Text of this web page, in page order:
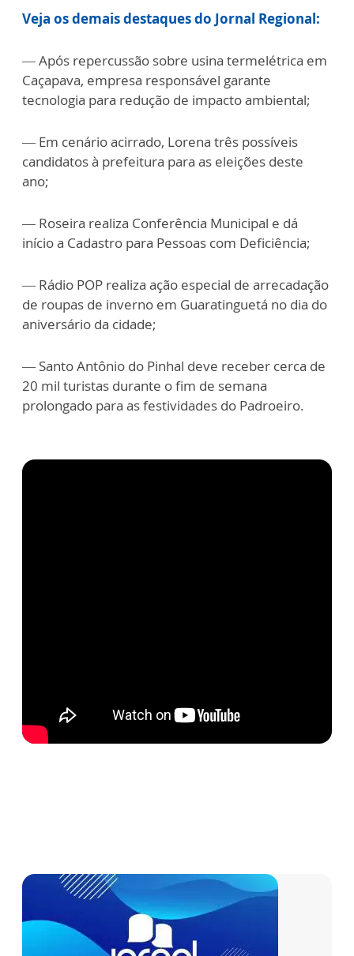
Veja os demais destaques do Jornal Regional:
— Após repercussão sobre usina termelétrica em
Caçapava, empresa responsável garante
tecnologia para redução de impacto ambiental;
— Em cenário acirrado, Lorena três possíveis
candidatos à prefeitura para as eleições deste
ano;
— Roseira realiza Conferência Municipal e dá
início a Cadastro para Pessoas com Deficiência;
— Rádio POP realiza ação especial de arrecadação
de roupas de inverno em Guaratinguetá no dia do
aniversário da cidade;
— Santo Antônio do Pinhal deve receber cerca de
20 mil turistas durante o fim de semana
prolongado para as festividades do Padroeiro.